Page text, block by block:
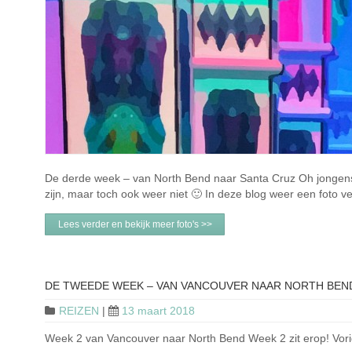
De derde week – van North Bend naar Santa Cruz Oh
zijn, maar toch ook weer niet 🙂 In deze blog weer een foto
Lees verder en bekijk meer foto's >>
DE TWEEDE WEEK – VAN VANCOUVER NAAR NORTH
REIZEN | 13 maart 2018
Week 2 van Vancouver naar North Bend Week 2 zit erop!